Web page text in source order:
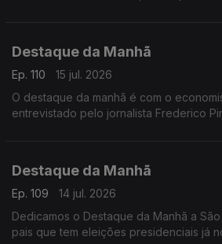
Destaque da Manhã
Ep. 110
15 jul. 2026
O destaque da manhã é com o
entrevistado pelo jornalista Frederico
Destaque da Manhã
Ep. 109
14 jul. 2026
Dedicamos o Destaque da Manhã a
pais que tem eleições presidenciais já